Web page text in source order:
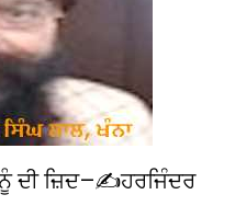
ਦੀ ਜ਼ਿਦ—✍️ਹਰਜਿੰਦਰ